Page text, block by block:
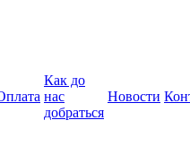
Как до
нас
добраться
Новости